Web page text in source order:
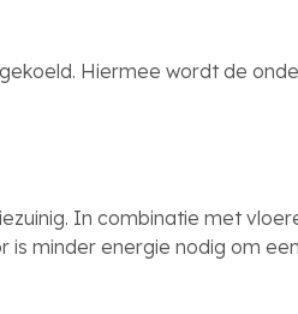
Hiermee wordt de
In combinatie met
minder energie nodig om